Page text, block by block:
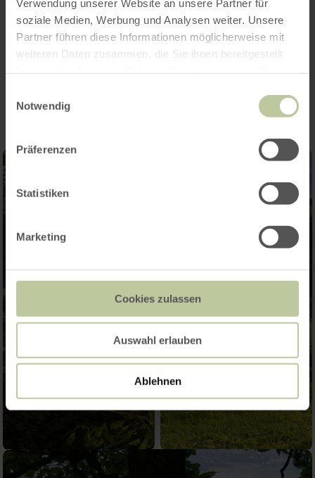
Verwendung unserer Website an unsere Partner für
soziale Medien, Werbung und Analysen weiter. Unsere
Partner führen diese Informationen möglicherweise mit
weiteren Daten zusammen, die Sie ihnen bereitgestellt
Notwendig
Präferenzen
Statistiken
Marketing
Cookies zulassen
Auswahl erlauben
Ablehnen
Öffnungszeiten
Impressionen